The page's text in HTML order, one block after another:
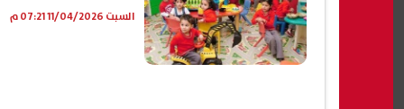
السبت 11/04/2026 07:21 م